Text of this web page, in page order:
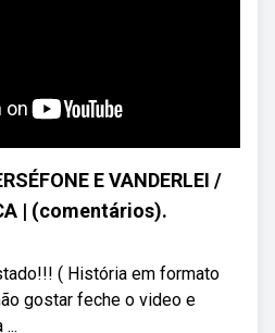
E VANDERLEI /
| (comentários).
( História em formato
gostar feche o video e